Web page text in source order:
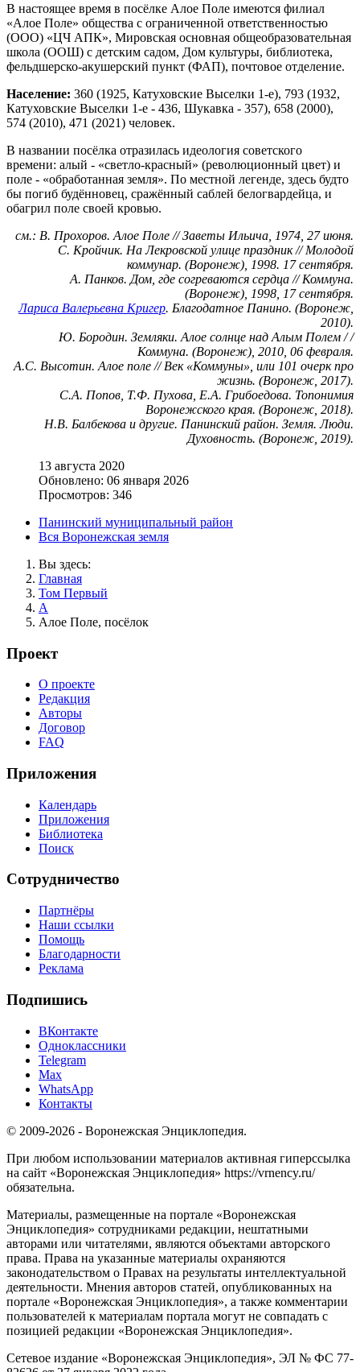
В настоящее время в посёлке Алое Поле имеются филиал
«Алое Поле» общества с ограниченной ответственностью
(ООО) «ЦЧ АПК», Мировская основная общеобразовательная
школа (ООШ) с детским садом, Дом культуры, библиотека,
фельдшерско-акушерский пункт (ФАП), почтовое отделение.
Население: 360 (1925, Катуховские Выселки 1-е), 793 (1932,
Катуховские Выселки 1-е - 436, Шукавка - 357), 658 (2000),
574 (2010), 471 (2021) человек.
В названии посёлка отразилась идеология советского
времени: алый - «светло-красный» (революционный цвет) и
поле - «обработанная земля». По местной легенде, здесь будто
бы погиб будённовец, сражённый саблей белогвардейца, и
обагрил поле своей кровью.
см.: В. Прохоров. Алое Поле // Заветы Ильича, 1974, 27 июня.
С. Кройчик. На Лекровской улице праздник // Молодой
коммунар. (Воронеж), 1998. 17 сентября.
А. Панков. Дом, где согреваются сердца // Коммуна.
(Воронеж), 1998, 17 сентября.
Лариса Валерьевна Кригер. Благодатное Панино. (Воронеж,
2010).
Ю. Бородин. Земляки. Алое солнце над Алым Полем / /
Коммуна. (Воронеж), 2010, 06 февраля.
А.С. Высотин. Алое поле // Век «Коммуны», или 101 очерк про
жизнь. (Воронеж, 2017).
С.А. Попов, Т.Ф. Пухова, Е.А. Грибоедова. Топонимия
Воронежского края. (Воронеж, 2018).
Н.В. Балбекова и другие. Панинский район. Земля. Люди.
Духовность. (Воронеж, 2019).
13 августа 2020
Обновлено: 06 января 2026
Просмотров: 346
Панинский муниципальный район
Вся Воронежская земля
Вы здесь:
Главная
Том Первый
А
Алое Поле, посёлок
Проект
О проекте
Редакция
Авторы
Договор
FAQ
Приложения
Календарь
Приложения
Библиотека
Поиск
Сотрудничество
Партнёры
Наши ссылки
Помощь
Благодарности
Реклама
Подпишись
ВКонтакте
Одноклассники
Telegram
Max
WhatsApp
Контакты
© 2009-2026 - Воронежская Энциклопедия.
При любом использовании материалов активная гиперссылка
на сайт «Воронежская Энциклопедия» https://vrnency.ru/
обязательна.
Материалы, размещенные на портале «Воронежская
Энциклопедия» сотрудниками редакции, нештатными
авторами или читателями, являются объектами авторского
права. Права на указанные материалы охраняются
законодательством о Правах на результаты интеллектуальной
деятельности. Мнения авторов статей, опубликованных на
портале «Воронежская Энциклопедия», а также комментарии
пользователей к материалам портала могут не совпадать с
позицией редакции «Воронежская Энциклопедия».
Сетевое издание «Воронежская Энциклопедия», ЭЛ № ФС 77-